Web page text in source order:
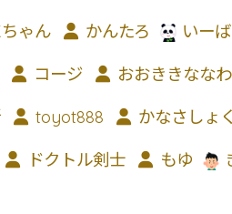
ゃん かんたろ いー
コージ おおききなな
toyot888 かなさしょ
ドクトル剣士 もゆ